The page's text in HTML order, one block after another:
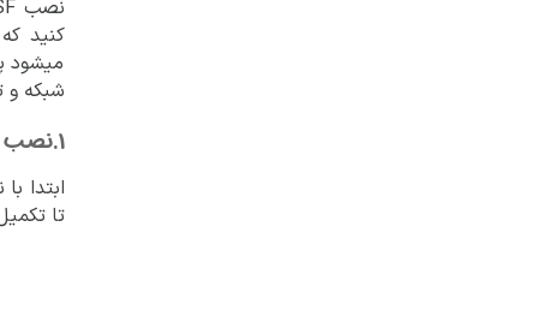
میشود
شبکه و
1.نصب فایروال
تا